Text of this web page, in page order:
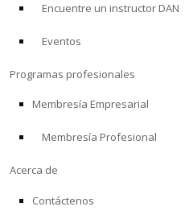
Encuentre un instructor DAN
Eventos
Programas profesionales
Membresía Empresarial
Membresía Profesional
Acerca de
Contáctenos